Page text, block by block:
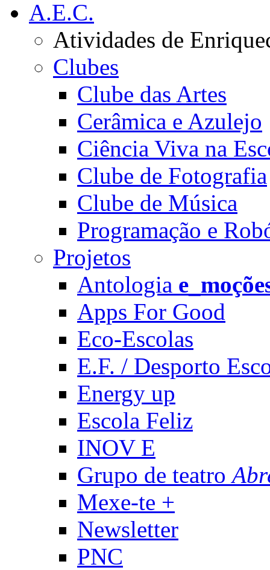
A.E.C.
Atividades de
Clubes
Clube das Artes
Cerâmica e Azulejo
Ciência Viva na
Clube de Fotografia
Clube de Música
Programação e
Projetos
Antologia
Apps For Good
Eco-Escolas
E.F. / Desporto
Energy up
Escola Feliz
INOV E
Grupo de teatro
Mexe-te +
Newsletter
PNC